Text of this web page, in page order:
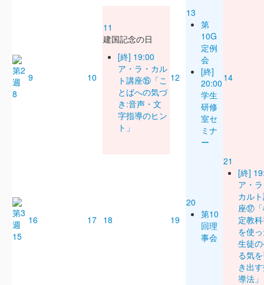
8
9 10
11
建国記念の日
[終] 19:00
ア・ラ・カル
ト講座⑮「こ
とばへの気づ
き:音声・文
字指導のヒン
ト」
12
13
第
10G
定例
会
[終]
20:00
学生
研修
室セ
ミナ
ー
14
15
16 17 18 19
20
第10
回理
事会
21
[終]
ア・
カル
座⑰「
定教
を使
生徒
る気
き出
導法」